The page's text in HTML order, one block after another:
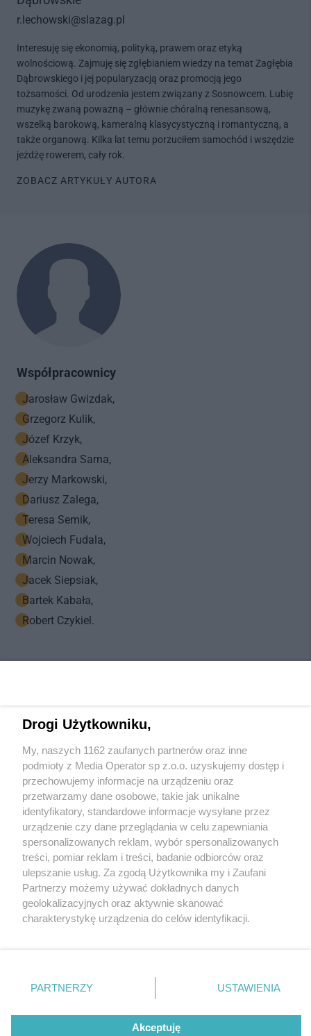
r.lechowski@slazag.pl
Interesuję się ekonomią, polityką, prawem oraz etyką
wolnościową. Zajmuję się zgłębianiem wiedzy na temat Zagłębia
Dąbrowskiego i jej popularyzacją oraz promocją jego
tożsamości. Od urodzenia jestem związany z Sosnowcem. Lubię
muzykę zwaną poważną – głównie chóralną renesansową,
wszelką barokową, kameralną klasycystyczną i romantyczną, a
także organową. Kilka lat temu porzuciłem samochód i wszędzie
jeżdżę rowerem, cały rok.
ZOBACZ ARTYKUŁY AUTORA
Współpracownicy
Jarosław Gwizdak,
Grzegorz Kulik,
Józef Krzyk,
Aleksandra Sarna,
Jerzy Markowski,
Dariusz Zalega,
Teresa Semik,
Wojciech Fudala,
Marcin Nowak,
Jacek Siepsiak,
Bartek Kabała,
Robert Czykiel.
Wydawca mediówlokalnych
Nie zapomnij
zapoznać się z:
polityką prywatności regulamin korzystania z portali
Twojemiasto
Piekary Śląskie
Chorzów
Tarnowskie Góry
Gliwice
Skontaktuj się z nami
Kontakt
Wydawca
Redakcja
Drogi Użytkowniku,
My, naszych 1162 zaufanych partnerów oraz inne
podmioty z Media Operator sp z.o.o. uzyskujemy dostęp i
przechowujemy informacje na urządzeniu oraz
przetwarzamy dane osobowe, takie jak unikalne
identyfikatory, standardowe informacje wysyłane przez
urządzenie czy dane przeglądania w celu zapewniania
spersonalizowanych reklam, wybór spersonalizowanych
treści, pomiar reklam i treści, badanie odbiorców oraz
ulepszanie usług. Za zgodą Użytkownika my i Zaufani
Partnerzy możemy używać dokładnych danych
geolokalizacyjnych oraz aktywnie skanować
charakterystykę urządzenia do celów identyfikacji.
zmienić/wycofać klikając przycisk ustawień prywatności
znajdujący się w lewym dolnym rogu strony
rodzaje przetwarzania danych nie wymagają zgody
użytkownika, ale masz prawo sprzeciwić się takiemu
PARTNERZY USTAWIENIA
Akceptuję